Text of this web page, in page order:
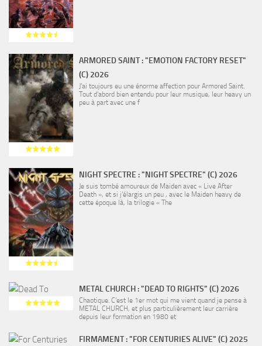
ARMORED SAINT : "EMOTION FACTORY RESET"
(C) 2026
J’ai toujours eu une énorme affection pour Armored Saint.
Tout d’abord bien entendu pour leur musique, leur heavy un
peu à part avec une f
NIGHT SPECTRE : "NIGHT SPECTRE" (C) 2026
Je suis tombé amoureux de Maiden avec « Live After
Death », et si j’élargis un peu , avec le Maiden heavy de
cette époque là, la trilogie « The
METAL CHURCH : "DEAD TO RIGHTS" (C) 2026
Chaotique. C’est le 1er mot qui me vient quand je pense à
METAL CHURCH, et plus particulièrement leur carrière
depuis leur formation en 1980 et
FIRMAMENT : "FOR CENTURIES ALIVE" (C) 2025